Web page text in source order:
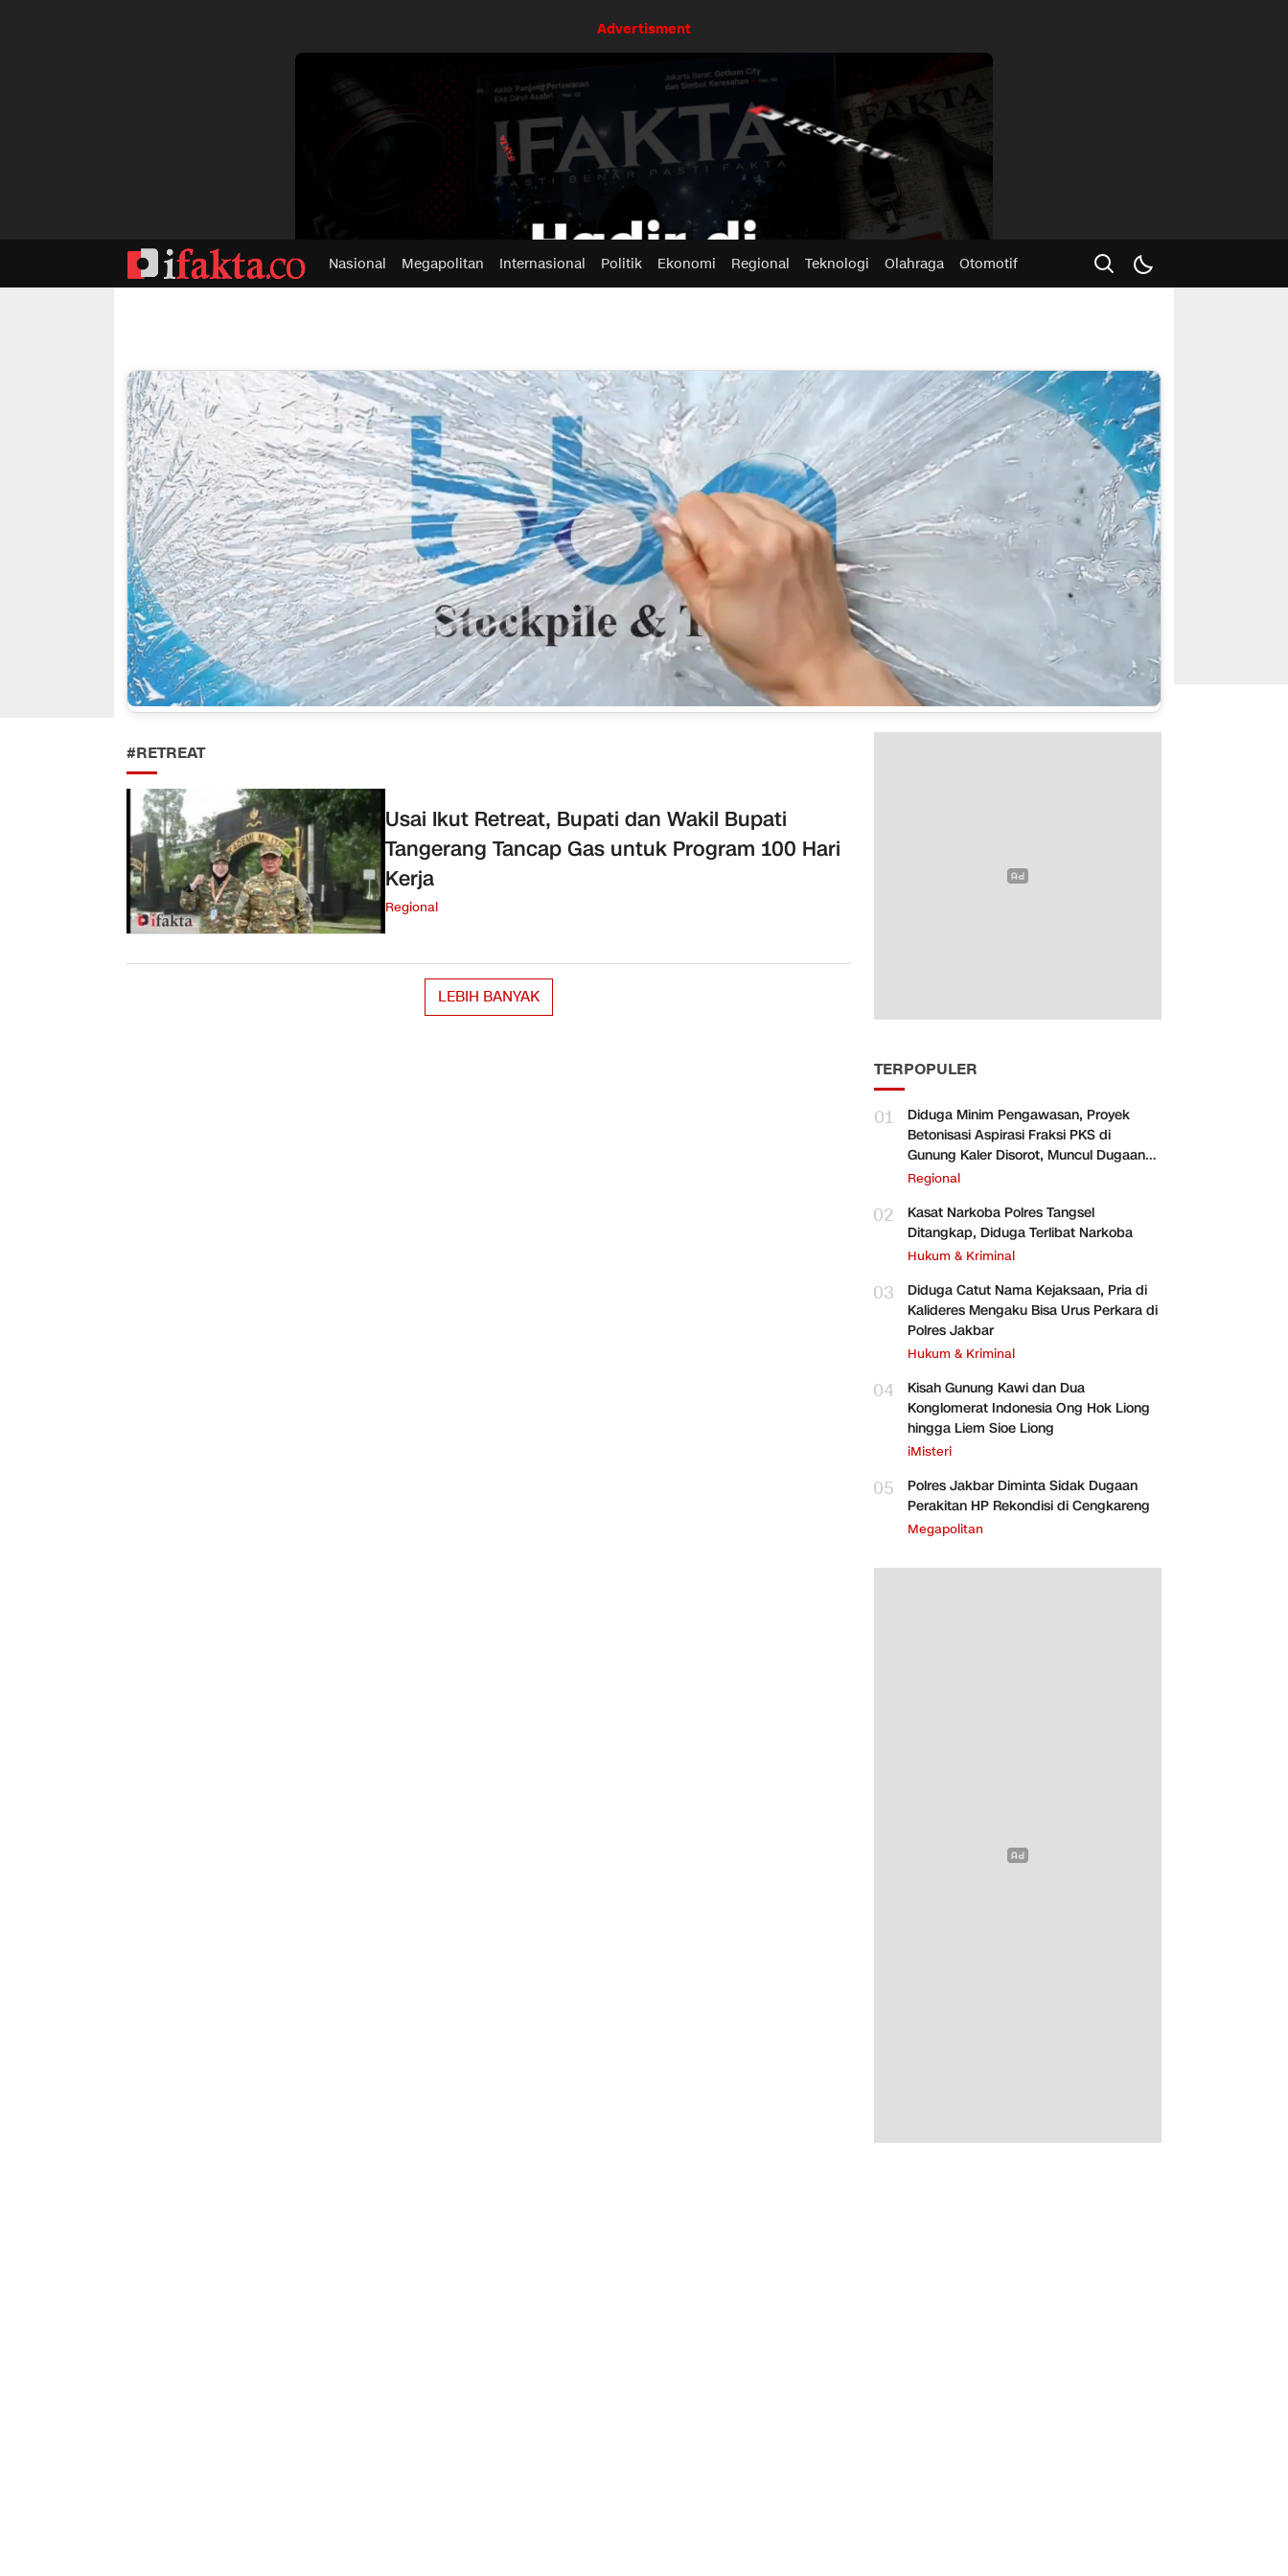
Advertisment
Nasional Megapolitan Internasional Politik Ekonomi Regional Teknologi Olahraga Otomotif
#RETREAT
Usai Ikut Retreat, Bupati dan Wakil Bupati
Tangerang Tancap Gas untuk Program 100 Hari
Kerja
Regional
LEBIH BANYAK
TERPOPULER
01
Diduga Minim Pengawasan, Proyek
Betonisasi Aspirasi Fraksi PKS di
Gunung Kaler Disorot, Muncul Dugaan
Pengurangan Volume
Regional
02
Kasat Narkoba Polres Tangsel
Ditangkap, Diduga Terlibat Narkoba
Hukum & Kriminal
03
Diduga Catut Nama Kejaksaan, Pria di
Kalideres Mengaku Bisa Urus Perkara di
Polres Jakbar
Hukum & Kriminal
04
Kisah Gunung Kawi dan Dua
Konglomerat Indonesia Ong Hok Liong
hingga Liem Sioe Liong
iMisteri
05
Polres Jakbar Diminta Sidak Dugaan
Perakitan HP Rekondisi di Cengkareng
Megapolitan